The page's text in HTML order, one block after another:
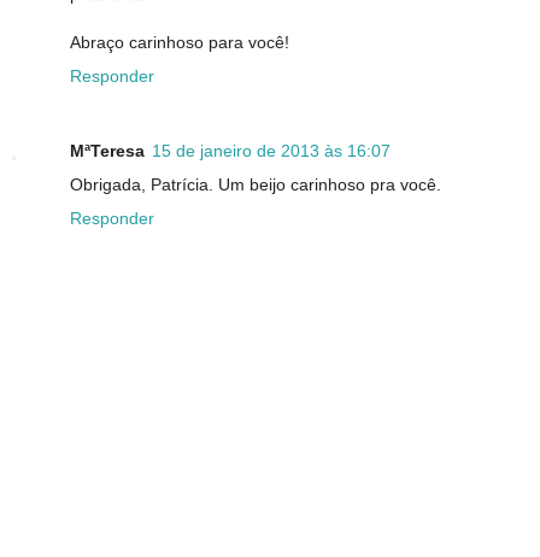
Abraço carinhoso para você!
Responder
MªTeresa 15 de janeiro de 2013 às 16:07
Obrigada, Patrícia. Um beijo carinhoso pra você.
Responder